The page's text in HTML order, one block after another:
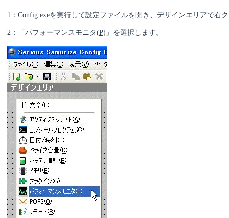
1：Config.exeを実行して設定ファイルを開き、デザインエリアで右
2：「パフォーマンスモニタ(P)」を選択します。